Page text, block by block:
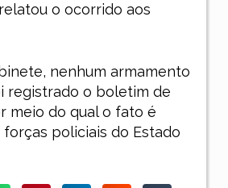
o ocorrido aos
nenhum armamento
registrado o boletim de
meio do qual o fato é
policiais do Estado